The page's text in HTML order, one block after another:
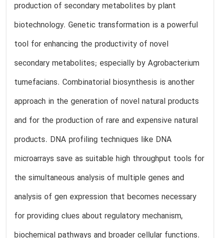
production of secondary metabolites by plant
biotechnology. Genetic transformation is a powerful
tool for enhancing the productivity of novel
secondary metabolites; especially by Agrobacterium
tumefacians. Combinatorial biosynthesis is another
approach in the generation of novel natural products
and for the production of rare and expensive natural
products. DNA profiling techniques like DNA
microarrays save as suitable high throughput tools for
the simultaneous analysis of multiple genes and
analysis of gen expression that becomes necessary
for providing clues about regulatory mechanism,